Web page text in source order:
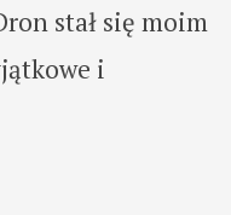
stał się moim
i